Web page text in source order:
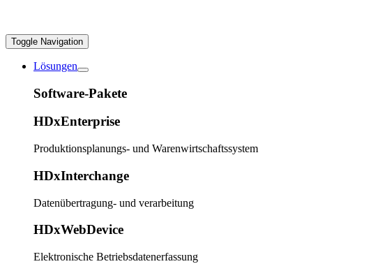
Toggle Navigation
Lösungen
Software-Pakete
HDxEnterprise
Produktionsplanungs- und Warenwirtschaftssystem
HDxInterchange
Datenübertragung- und verarbeitung
HDxWebDevice
Elektronische Betriebsdatenerfassung